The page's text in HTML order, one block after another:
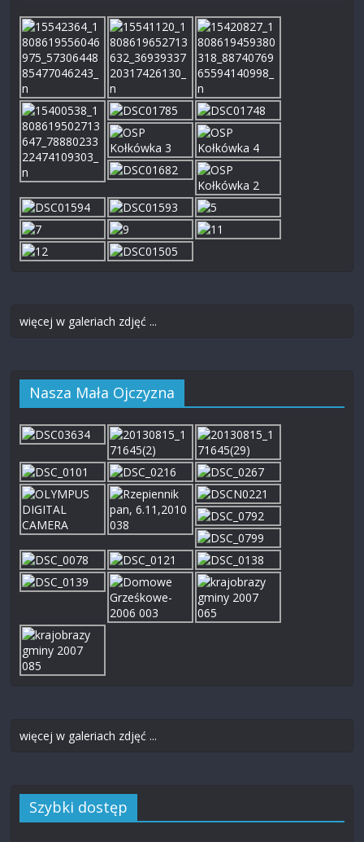
więcej w galeriach zdjęć ...
Nasza Mała Ojczyzna
więcej w galeriach zdjęć ...
Szybki dostęp